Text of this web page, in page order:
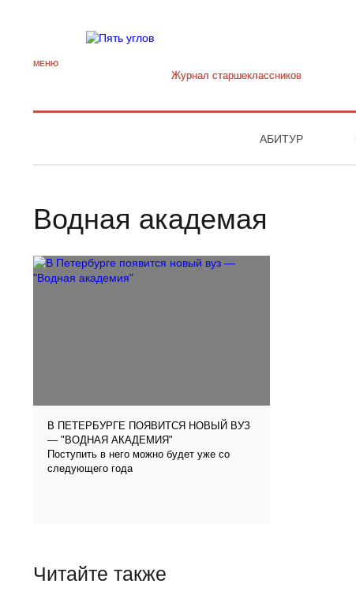
МЕНЮ
Журнал старшекласcников
АБИТУР
Водная академая
В ПЕТЕРБУРГЕ ПОЯВИТСЯ НОВЫЙ ВУЗ
— "ВОДНАЯ АКАДЕМИЯ"
Поступить в него можно будет уже со
следующего года
Читайте также